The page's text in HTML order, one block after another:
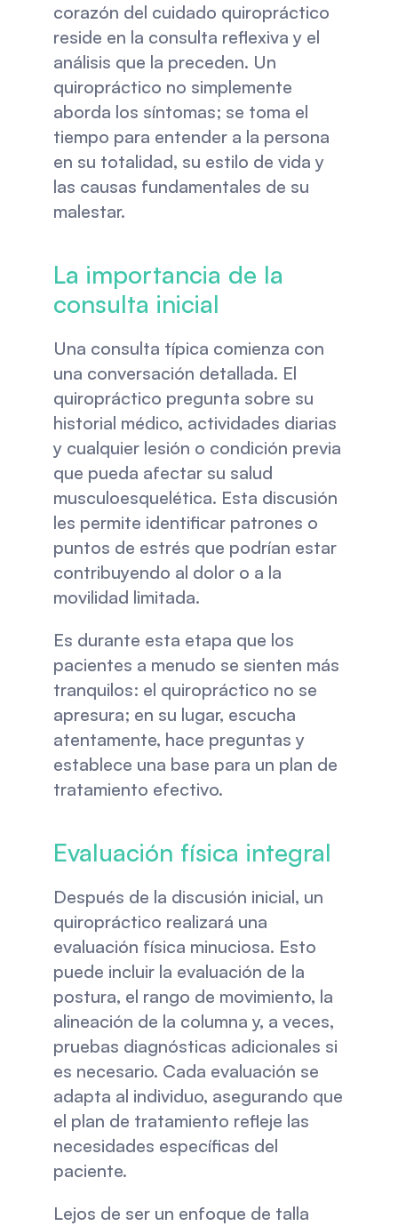
corazón del cuidado quiropráctico
reside en la consulta reflexiva y el
análisis que la preceden. Un
quiropráctico no simplemente
aborda los síntomas; se toma el
tiempo para entender a la persona
en su totalidad, su estilo de vida y
las causas fundamentales de su
malestar.
La importancia de la
consulta inicial
Una consulta típica comienza con
una conversación detallada. El
quiropráctico pregunta sobre su
historial médico, actividades diarias
y cualquier lesión o condición previa
que pueda afectar su salud
musculoesquelética. Esta discusión
les permite identificar patrones o
puntos de estrés que podrían estar
contribuyendo al dolor o a la
movilidad limitada.
Es durante esta etapa que los
pacientes a menudo se sienten más
tranquilos: el quiropráctico no se
apresura; en su lugar, escucha
atentamente, hace preguntas y
establece una base para un plan de
tratamiento efectivo.
Evaluación física integral
Después de la discusión inicial, un
quiropráctico realizará una
evaluación física minuciosa. Esto
puede incluir la evaluación de la
postura, el rango de movimiento, la
alineación de la columna y, a veces,
pruebas diagnósticas adicionales si
es necesario. Cada evaluación se
adapta al individuo, asegurando que
el plan de tratamiento refleje las
necesidades específicas del
paciente.
Lejos de ser un enfoque de talla